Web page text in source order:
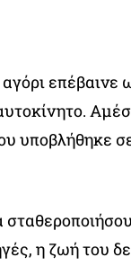
επέβαινε
υποβλήθηκε
η ζωή του